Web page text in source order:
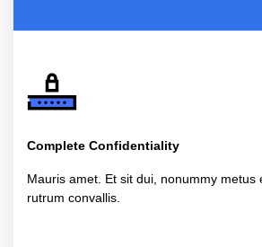
Complete Confidentiality
Mauris amet. Et sit dui, nonummy metus
rutrum convallis.